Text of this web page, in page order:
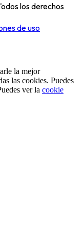
los derechos
de uso
la mejor
las cookies. Puedes
ver la cookie